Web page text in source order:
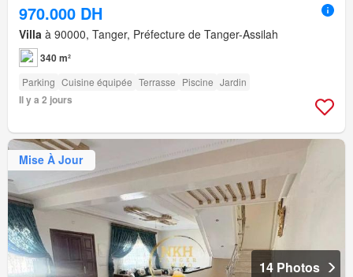
970.000 DH
Villa à 90000, Tanger, Préfecture de Tanger-Assilah
340 m²
Parking Cuisine équipée Terrasse Piscine Jardin
Il y a 2 jours
Mise À Jour
14 Photos